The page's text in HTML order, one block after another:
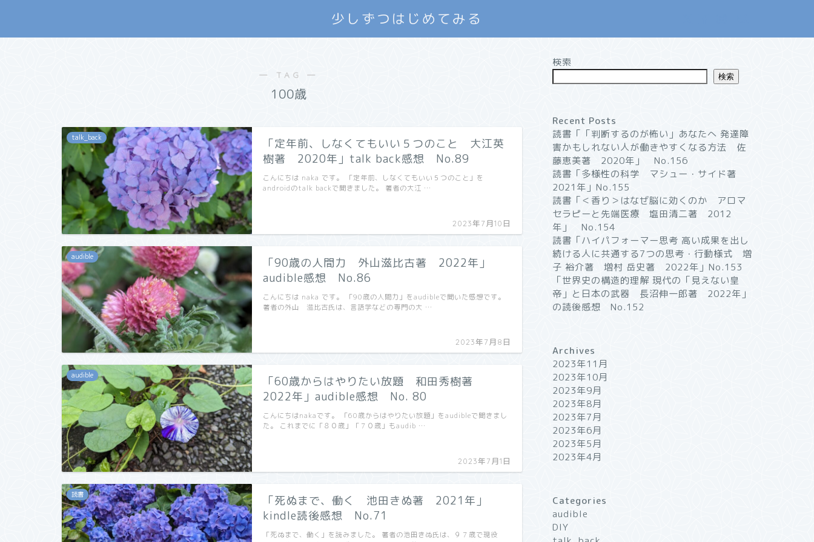
少しずつはじめてみる
― TAG ―
100歳
talk_back
「定年前、しなくてもいい５つのこと 大江英
樹著 2020年」talk back感想 No.89
2023年7月10日
こんにちは naka です。 「定年前、しなくてもいい５つのこと」を
androidのtalk backで聞きました。 著者の大江 …
audible
「90歳の人間力 外山滋比古著 2022年」
audible感想 No.86
2023年7月8日
こんにちは naka です。 「90歳の人間力」をaudibleで聞いた感想です。
著者の外山 滋比古氏は、言語学などの専門の大 …
audible
「60歳からはやりたい放題 和田秀樹著
2022年」audible感想 No. 80
2023年7月1日
こんにちはnakaです。 「60歳からはやりたい放題」をaudibleで聞きまし
た。 これまでに「８０歳」「７０歳」もaudib …
読書
「死ぬまで、働く 池田きぬ著 2021年」
kindle読後感想 No.71
「死ぬまで、働く」を読みました。 著者の池田きぬ氏は、９７歳で現役
検索
検索
Recent Posts
読書「「判断するのが怖い」あなたへ 発達障
害かもしれない人が働きやすくなる方法 佐
藤恵美著 2020年」 No.156
読書「多様性の科学 マシュー・サイド著
2021年」No.155
読書「＜香り＞はなぜ脳に効くのか アロマ
セラピーと先端医療 塩田清二著 2012
年」 No.154
読書「ハイパフォーマー思考 高い成果を出し
続ける人に共通する7つの思考・行動様式 増
子 裕介著 増村 岳史著 2022年」No.153
「世界史の構造的理解 現代の「見えない皇
帝」と日本の武器 長沼伸一郎著 2022年」
の読後感想 No.152
Archives
2023年11月
2023年10月
2023年9月
2023年8月
2023年7月
2023年6月
2023年5月
2023年4月
Categories
audible
DIY